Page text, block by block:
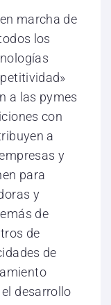
marcha de
los
a las pymes
con
a
y
para
y
de
de
de
desarrollo